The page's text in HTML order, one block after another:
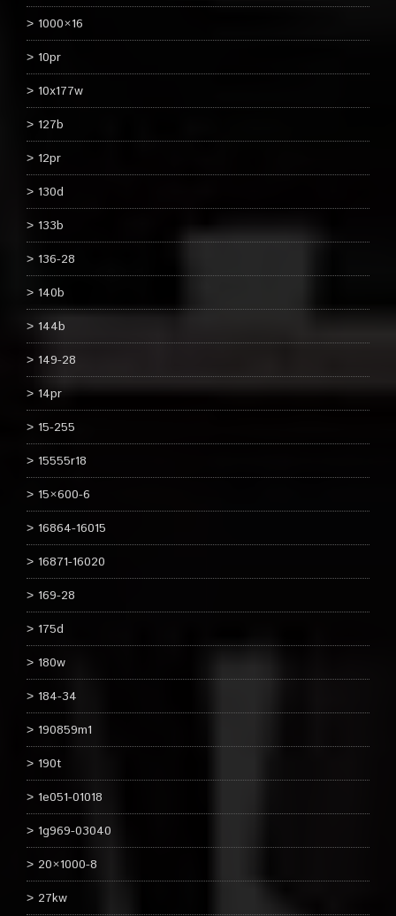
1000×16
10pr
10x177w
127b
12pr
130d
133b
136-28
140b
144b
149-28
14pr
15-255
15555r18
15×600-6
16864-16015
16871-16020
169-28
175d
180w
184-34
190859m1
190t
1e051-01018
1g969-03040
20×1000-8
27kw